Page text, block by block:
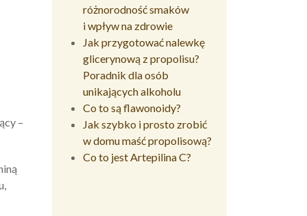
–
różnorodność smaków
i wpływ na zdrowie
Jak przygotować nalewkę
glicerynową z propolisu?
Poradnik dla osób
unikających alkoholu
Co to są flawonoidy?
Jak szybko i prosto zrobić
w domu maść propolisową?
Co to jest Artepilina C?